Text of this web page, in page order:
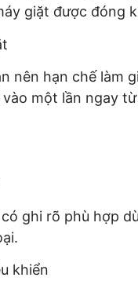
giặt được đóng
nên hạn chế làm
một lần ngay
ghi rõ phù hợp
khiển